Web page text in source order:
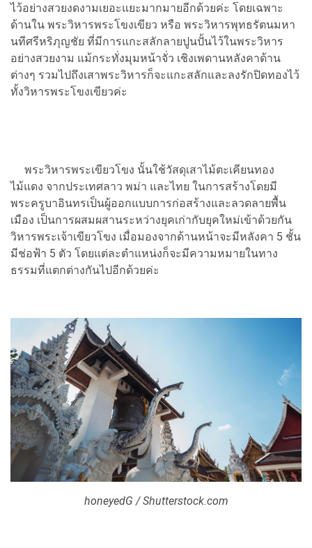
ไว้อย่างสวยงดงามเยอะแยะมากมายอีกด้วยค่ะ โดยเฉพาะ
ด้านใน พระวิหารพระโขงเขียว หรือ พระวิหารพุทธรัตนมหา
นทีศรีหริภุญชัย ที่มีการแกะสลักลายปูนปั้นไว้ในพระวิหาร
อย่างสวยงาม แม้กระทั่งมุมหน้าจั่ว เชิงเพดานหลังคาด้าน
ต่างๆ รวมไปถึงเสาพระวิหารก็จะแกะสลักและลงรักปิดทองไว้
ทั้งวิหารพระโขงเขียวค่ะ
พระวิหารพระเขียวโขง นั้นใช้วัสดุเสาไม้ตะเคียนทอง
ไม้แดง จากประเทศลาว พม่า และไทย ในการสร้างโดยมี
พระครูบาอินทรเป็นผู้ออกแบบการก่อสร้างและลวดลายพื้น
เมือง เป็นการผสมผสานระหว่างยุคเก่ากับยุคใหม่เข้าด้วยกัน
วิหารพระเจ้าเขียวโขง เมื่อมองจากด้านหน้าจะมีหลังคา 5 ชั้น
มีช่อฟ้า 5 ตัว โดยแต่ละตำแหน่งก็จะมีความหมายในทาง
ธรรมที่แตกต่างกันไปอีกด้วยค่ะ
honeyedG / Shutterstock.com